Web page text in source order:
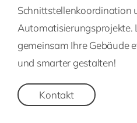
Schnittstellenkoordination
Automatisierungsprojekte.
gemeinsam Ihre Gebäude
und smarter gestalten!
Kontakt